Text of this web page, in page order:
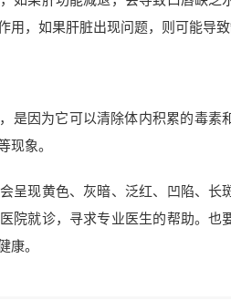
用，如果肝脏出现问题，则可能导致
是因为它可以清除体内积累的毒素
现象。
呈现黄色、灰暗、泛红、凹陷、
院就诊，寻求专业医生的帮助。
康。